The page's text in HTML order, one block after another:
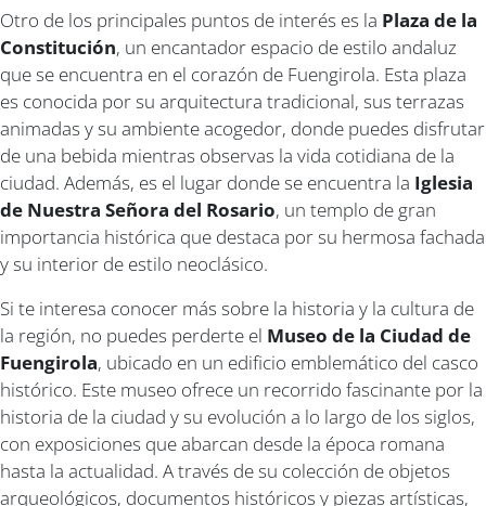
Otro de los principales puntos de interés es la Plaza de la
Constitución, un encantador espacio de estilo andaluz
que se encuentra en el corazón de Fuengirola. Esta plaza
es conocida por su arquitectura tradicional, sus terrazas
animadas y su ambiente acogedor, donde puedes disfrutar
de una bebida mientras observas la vida cotidiana de la
ciudad. Además, es el lugar donde se encuentra la Iglesia
de Nuestra Señora del Rosario, un templo de gran
importancia histórica que destaca por su hermosa fachada
y su interior de estilo neoclásico.
Si te interesa conocer más sobre la historia y la cultura de
la región, no puedes perderte el Museo de la Ciudad de
Fuengirola, ubicado en un edificio emblemático del casco
histórico. Este museo ofrece un recorrido fascinante por la
historia de la ciudad y su evolución a lo largo de los siglos,
con exposiciones que abarcan desde la época romana
hasta la actualidad. A través de su colección de objetos
arqueológicos, documentos históricos y piezas artísticas,